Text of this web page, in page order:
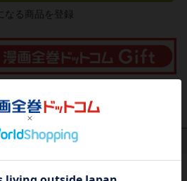
なる商品を登録
を含む）
ーがありません。 今後読まれる